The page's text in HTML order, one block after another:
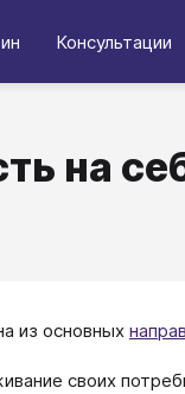
Консультации
на
из основных
своих